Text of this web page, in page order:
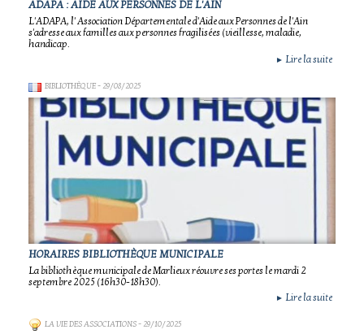
ADAPA : AIDE AUX PERSONNES DE L'AIN
L'ADAPA, l' Association Départementale d'Aide aux Personnes de l'Ain
s'adresse aux familles aux personnes fragilisées (vieillesse, maladie,
handicap.
► Lire la suite
BIBLIOTHÈQUE- 29/08/2025
HORAIRES BIBLIOTHÈQUE MUNICIPALE
La bibliothèque municipale de Marlieux réouvre ses portes le mardi 2
septembre 2025 (16h30-18h30).
► Lire la suite
LA VIE DES ASSOCIATIONS- 29/10/2025